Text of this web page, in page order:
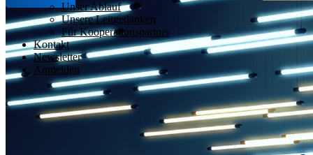
Unser Ablauf
Unsere Leitgedanken
Für Kooperationspartner
Kontakt
Newsletter
Anmelden